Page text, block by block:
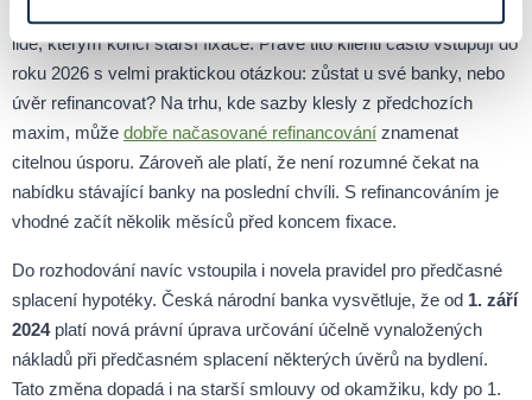
lidé, kterým končí starší fixace. Právě tito klienti často vstupují do
roku 2026 s velmi praktickou otázkou: zůstat u své banky, nebo
úvěr refinancovat? Na trhu, kde sazby klesly z předchozích
maxim, může dobře načasované refinancování znamenat
citelnou úsporu. Zároveň ale platí, že není rozumné čekat na
nabídku stávající banky na poslední chvíli. S refinancováním je
vhodné začít několik měsíců před koncem fixace.
Do rozhodování navíc vstoupila i novela pravidel pro předčasné
splacení hypotéky. Česká národní banka vysvětluje, že od 1. září
2024platí nová právní úprava určování účelně vynaložených
nákladů při předčasném splacení některých úvěrů na bydlení.
Tato změna dopadá i na starší smlouvy od okamžiku, kdy po 1.